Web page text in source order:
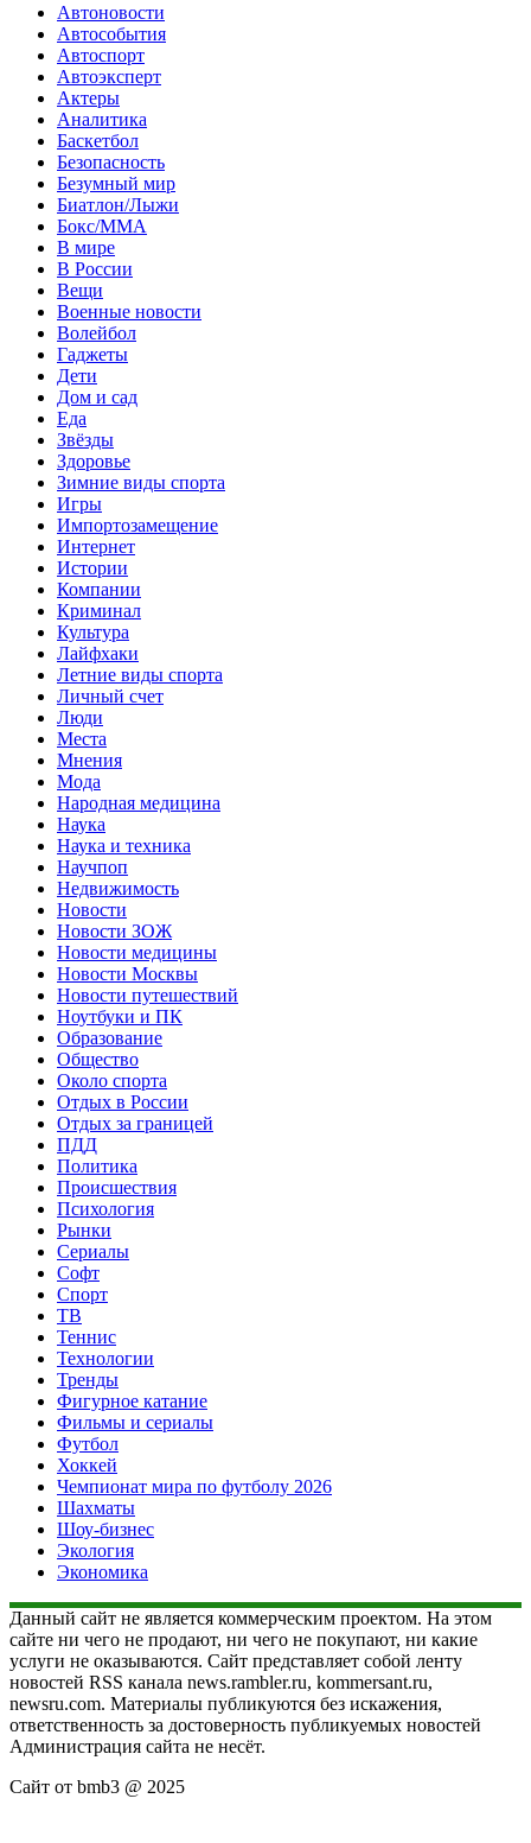
Автоновости
Автособытия
Автоспорт
Автоэксперт
Актеры
Аналитика
Баскетбол
Безопасность
Безумный мир
Биатлон/Лыжи
Бокс/MMA
В мире
В России
Вещи
Военные новости
Волейбол
Гаджеты
Дети
Дом и сад
Еда
Звёзды
Здоровье
Зимние виды спорта
Игры
Импортозамещение
Интернет
Истории
Компании
Криминал
Культура
Лайфхаки
Летние виды спорта
Личный счет
Люди
Места
Мнения
Мода
Народная медицина
Наука
Наука и техника
Научпоп
Недвижимость
Новости
Новости ЗОЖ
Новости медицины
Новости Москвы
Новости путешествий
Ноутбуки и ПК
Образование
Общество
Около спорта
Отдых в России
Отдых за границей
ПДД
Политика
Происшествия
Психология
Рынки
Сериалы
Софт
Спорт
ТВ
Теннис
Технологии
Тренды
Фигурное катание
Фильмы и сериалы
Футбол
Хоккей
Чемпионат мира по футболу 2026
Шахматы
Шоу-бизнес
Экология
Экономика
Данный сайт не является коммерческим проектом. На этом
сайте ни чего не продают, ни чего не покупают, ни какие
услуги не оказываются. Сайт представляет собой ленту
новостей RSS канала news.rambler.ru, kommersant.ru,
newsru.com. Материалы публикуются без искажения,
ответственность за достоверность публикуемых новостей
Администрация сайта не несёт.
Сайт от bmb3 @ 2025